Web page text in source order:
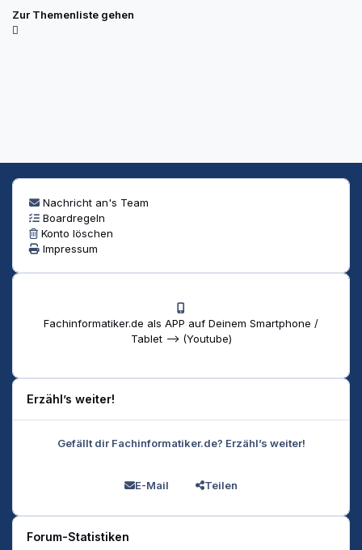
Zur Themenliste gehen
Nachricht an's Team
Boardregeln
Konto löschen
Impressum
Fachinformatiker.de als APP auf Deinem Smartphone /
Tablet --> (Youtube)
Erzähl’s weiter!
Gefällt dir Fachinformatiker.de? Erzähl’s weiter!
E-Mail Teilen
Forum-Statistiken